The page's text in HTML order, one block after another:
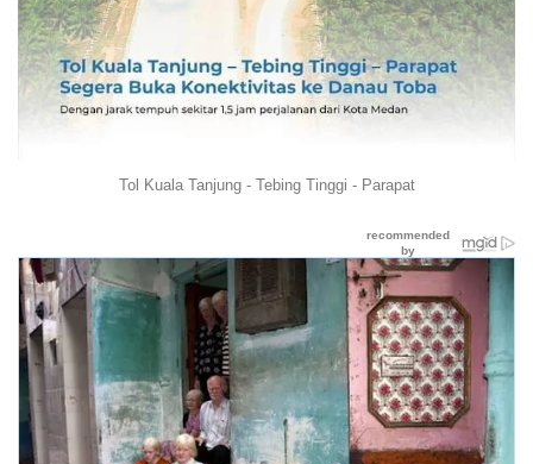
Tol Kuala Tanjung - Tebing Tinggi - Parapat